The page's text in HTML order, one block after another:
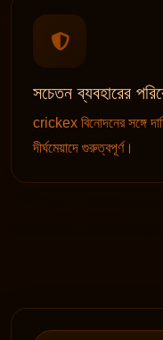
সচেতন ব্যবহারের
crickex বিনোদনের সঙ্গে
দীর্ঘমেয়াদে গুরুত্বপূর্ণ।